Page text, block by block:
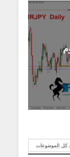
كل الموضوعات